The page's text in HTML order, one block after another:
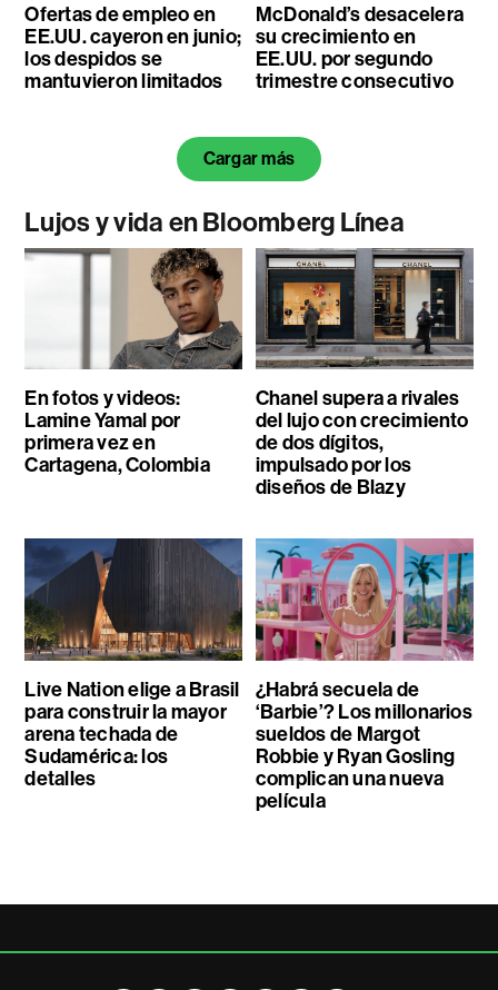
Ofertas de empleo en
EE.UU. cayeron en junio;
los despidos se
mantuvieron limitados
McDonald’s desacelera
su crecimiento en
EE.UU. por segundo
trimestre consecutivo
Cargar más
Lujos y vida en Bloomberg Línea
En fotos y videos:
Lamine Yamal por
primera vez en
Cartagena, Colombia
Chanel supera a rivales
del lujo con crecimiento
de dos dígitos,
impulsado por los
diseños de Blazy
Live Nation elige a Brasil
para construir la mayor
arena techada de
Sudamérica: los
detalles
¿Habrá secuela de
‘Barbie’? Los millonarios
sueldos de Margot
Robbie y Ryan Gosling
complican una nueva
película